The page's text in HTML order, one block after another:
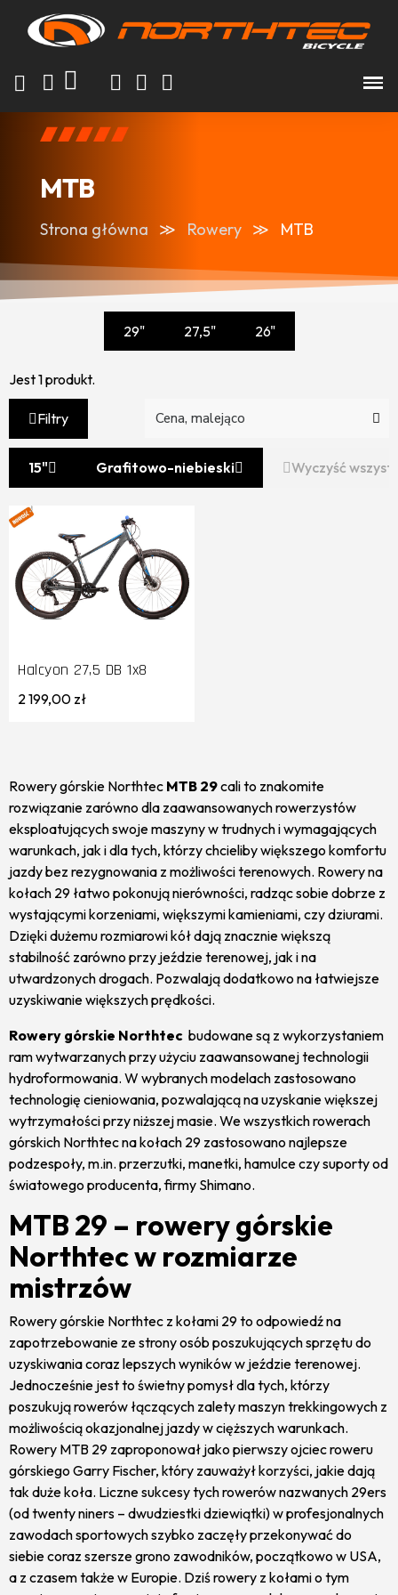
MTB
Strona główna Rowery MTB
29" 27,5" 26"
Jest 1 produkt.
Filtry
15" Grafitowo-niebieski Wyczyść
Halcyon 27,5 DB 1x8
2 199,00 zł
Rowery górskie Northtec MTB 29cali to znakomite
rozwiązanie zarówno dla zaawansowanych rowerzystów
eksploatujących swoje maszyny w trudnych i wymagających
warunkach, jak i dla tych, którzy chcieliby większego komfortu
jazdy bez rezygnowania z możliwości terenowych. Rowery na
kołach 29 łatwo pokonują nierówności, radząc sobie dobrze z
wystającymi korzeniami, większymi kamieniami, czy dziurami.
Dzięki dużemu rozmiarowi kół dają znacznie większą
stabilność zarówno przy jeździe terenowej, jak i na
utwardzonych drogach. Pozwalają dodatkowo na łatwiejsze
uzyskiwanie większych prędkości.
Rowery górskie Northtec budowane są z wykorzystaniem
ram wytwarzanych przy użyciu zaawansowanej technologii
hydroformowania. W wybranych modelach zastosowano
technologię cieniowania, pozwalającą na uzyskanie większej
wytrzymałości przy niższej masie. We wszystkich rowerach
górskich Northtec na kołach 29 zastosowano najlepsze
podzespoły, m.in. przerzutki, manetki, hamulce czy suporty od
światowego producenta, firmy Shimano.
MTB 29 – rowery górskie
Northtec w rozmiarze
mistrzów
Rowery górskie Northtec z kołami 29 to odpowiedź na
zapotrzebowanie ze strony osób poszukujących sprzętu do
uzyskiwania coraz lepszych wyników w jeździe terenowej.
Jednocześnie jest to świetny pomysł dla tych, którzy
poszukują rowerów łączących zalety maszyn trekkingowych z
możliwością okazjonalnej jazdy w cięższych warunkach.
Rowery MTB 29 zaproponował jako pierwszy ojciec roweru
górskiego Garry Fischer, który zauważył korzyści, jakie dają
tak duże koła. Liczne sukcesy tych rowerów nazwanych 29ers
(od twenty niners – dwudziestki dziewiątki) w profesjonalnych
zawodach sportowych szybko zaczęły przekonywać do
siebie coraz szersze grono zawodników, początkowo w USA,
a z czasem także w Europie. Dziś rowery z kołami o tym